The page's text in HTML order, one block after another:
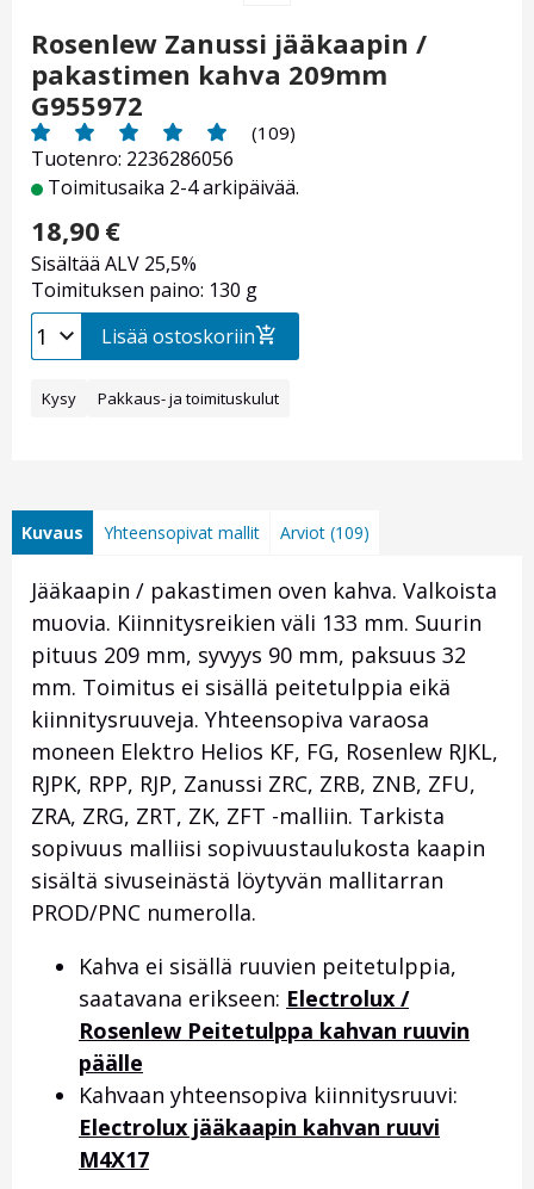
Rosenlew Zanussi jääkaapin /
pakastimen kahva 209mm
G955972
Tuotenro: 2236286056
(109)
Toimitusaika 2-4 arkipäivää.
18,90 €
Sisältää ALV 25,5%
Toimituksen paino: 130 g
Lisää ostoskoriin
Kysy Pakkaus- ja toimituskulut
Kuvaus Yhteensopivat mallit Arviot (109)
Jääkaapin / pakastimen oven kahva. Valkoista
muovia. Kiinnitysreikien väli 133 mm. Suurin
pituus 209 mm, syvyys 90 mm, paksuus 32
mm. Toimitus ei sisällä peitetulppia eikä
kiinnitysruuveja. Yhteensopiva varaosa
moneen Elektro Helios KF, FG, Rosenlew RJKL,
RJPK, RPP, RJP, Zanussi ZRC, ZRB, ZNB, ZFU,
ZRA, ZRG, ZRT, ZK, ZFT -malliin. Tarkista
sopivuus malliisi sopivuustaulukosta kaapin
sisältä sivuseinästä löytyvän mallitarran
PROD/PNC numerolla.
Kahva ei sisällä ruuvien peitetulppia,
saatavana erikseen: Electrolux /
Rosenlew Peitetulppa kahvan ruuvin
päälle
Kahvaan yhteensopiva kiinnitysruuvi:
Electrolux jääkaapin kahvan ruuvi
M4X17